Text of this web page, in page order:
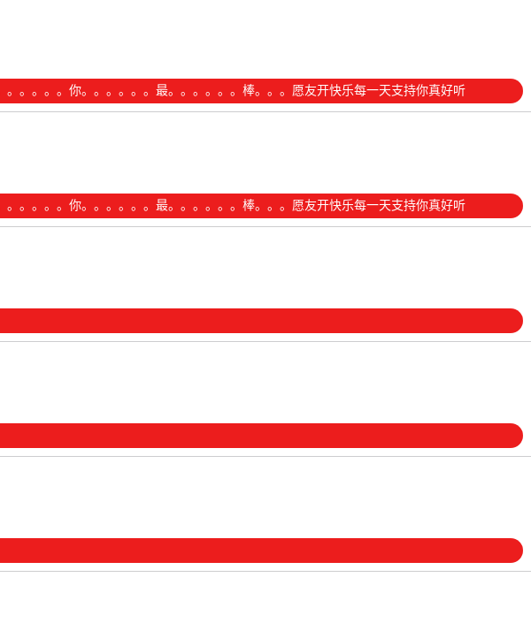
。。。。。你。。。。。。最。。。。。。棒。。。愿友开快乐每一天支持你真好听
。。。。。你。。。。。。最。。。。。。棒。。。愿友开快乐每一天支持你真好听